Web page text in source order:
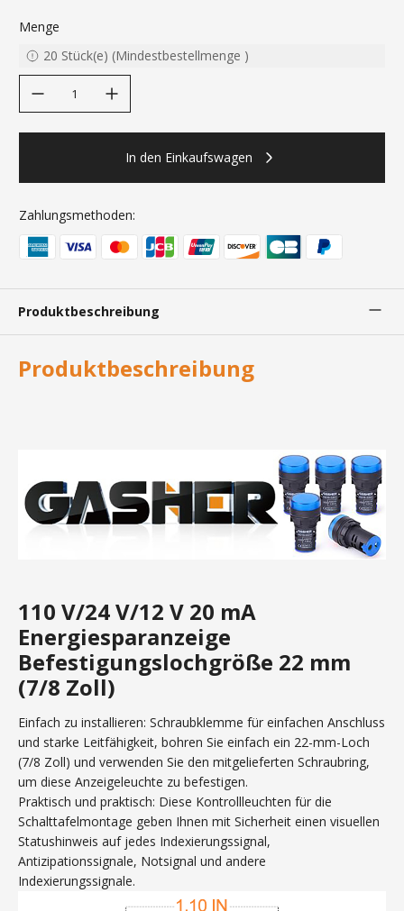
Menge
20 Stück(e) (Mindestbestellmenge )
In den Einkaufswagen
Zahlungsmethoden:
Produktbeschreibung
Produktbeschreibung
110 V/24 V/12 V 20 mA
Energiesparanzeige
Befestigungslochgröße 22 mm
(7/8 Zoll)
Einfach zu installieren: Schraubklemme für einfachen Anschluss
und starke Leitfähigkeit, bohren Sie einfach ein 22-mm-Loch
(7/8 Zoll) und verwenden Sie den mitgelieferten Schraubring,
um diese Anzeigeleuchte zu befestigen.
Praktisch und praktisch: Diese Kontrollleuchten für die
Schalttafelmontage geben Ihnen mit Sicherheit einen visuellen
Statushinweis auf jedes Indexierungssignal,
Antizipationssignale, Notsignal und andere
Indexierungssignale.